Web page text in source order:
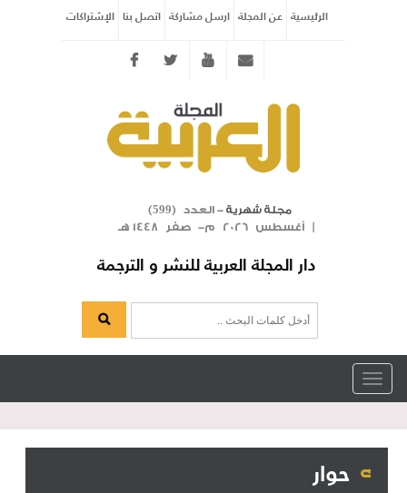
الرئيسية عن المجلة ارسل مشاركة اتصل بنا الإشتراكات
Twitter youtube
مجلة شهرية- العدد ( 599
)
| أغسطس 2026 م- صفر 1448 هـ
دار المجلة العربية للنشر و الترجمة
Toggle
navigation
حوار